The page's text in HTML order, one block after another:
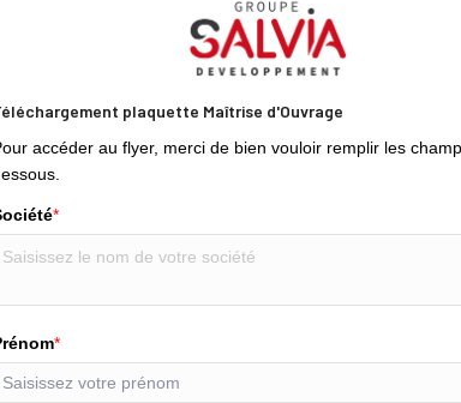
plaquette Maîtrise d'Ouvrage
accéder au flyer, merci de bien vouloir remplir les
*
*